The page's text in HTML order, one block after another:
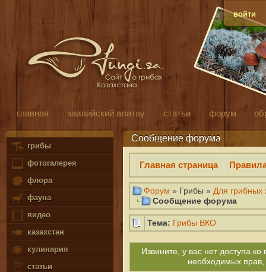
войти
главная заилийский алатау статьи форум
грибы
фотогалерея
флора
фауна
видео
казахстан
кулинария
статьи
Сообщение форума
Главная страница
Форум » Грибы » Для грибных
Сообщение форума
Тема: Грибы ВКО
Извините, у вас нет доступа
необходимых прав,